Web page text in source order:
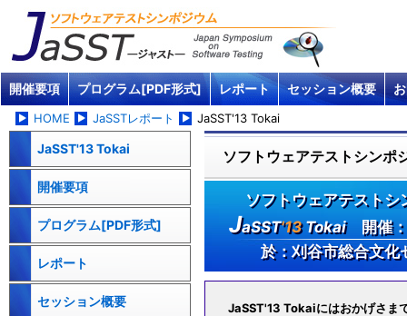
開催要項 プログラム[PDF形式] レポート セッション概要
HOME JaSSTレポート JaSST'13 Tokai
ソフトウェアテストシンポ
ソフトウェアテスト
JaSST'13Tokai開催：
於：刈谷市総合文
JaSST'13 Tokaiにはおかげさま
JaSST'13 Tokai
開催要項
プログラム[PDF形式]
レポート
セッション概要